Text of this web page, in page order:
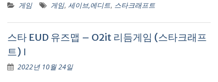
게임
게임, 세이브,에디트, 스타크래프트
스타 EUD 유즈맵 – O2it 리듬게임 (스타크래프
트) Ι
2022년 10월 24일